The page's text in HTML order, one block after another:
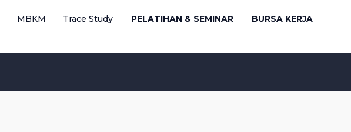
MBKM Trace Study PELATIHAN & SEMINAR BURSA KERJA